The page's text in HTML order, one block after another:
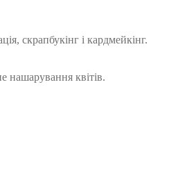
скрапбукінг і кардмейкінг.
нашарування квітів.